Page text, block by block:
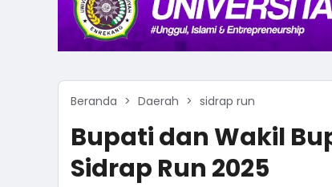
Beranda Daerah sidrap run
Bupati dan Wakil
Sidrap Run 2025